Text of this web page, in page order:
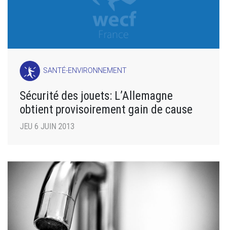
SANTÉ-ENVIRONNEMENT
Sécurité des jouets: L’Allemagne
obtient provisoirement gain de cause
JEU 6 JUIN 2013